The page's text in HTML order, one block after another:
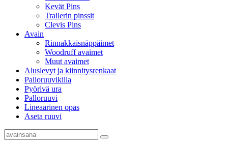
Kevät Pins
Trailerin pinssit
Clevis Pins
Avain
Rinnakkaisnäppäimet
Woodruff avaimet
Muut avaimet
Aluslevyt ja kiinnitysrenkaat
Palloruuvikiila
Pyörivä ura
Palloruuvi
Lineaarinen opas
Aseta ruuvi